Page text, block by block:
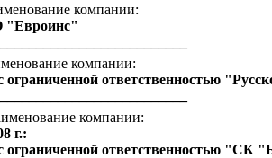
компании:
компании:
ограниченной ответственностью
компании:
г.:
ограниченной ответственностью "СК